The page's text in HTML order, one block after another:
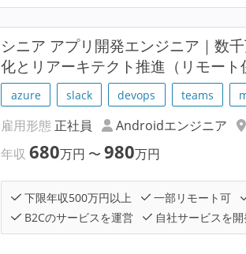
シニア アプリ開発エンジニア｜数
化とリアーキテクト推進（リモート
azure slack devops teams
雇用形態 正社員 Androidエンジニア
年収680万円 〜980万円
下限年収500万円以上 一部リモート可
B2Cのサービスを運営
自社サービスを開